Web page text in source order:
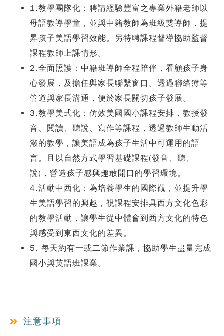
1.教學團隊化：聘請經驗豐富之專業外籍老師以
母語教導學童，並與中籍教師為班級雙導師，提
昇孩子美語學習效能。另特聘課程督導協助監督
課程教師上課情形。
2.全面照護：中籍班導師全程陪伴，看顧孩子身
心發展，及擔任與家長聯繫窗口。透過聯絡簿等
管道與家長溝通，便於家長關切孩子發展。
3.教學美式化：仿效美國國小課程安排，教授發
音、閱讀、聽說、寫作等課程，透過教師生動活
潑的教學，讓美語成為孩子生活中可運用的語
言。且以自然方式學習基礎課程(發音、聽、
說)，營造孩子感興趣敢開口的學習環境。
4.活動中西化：為培養學生的國際觀，並提升學
生美語學習的興趣，視課程安排具西方文化色彩
的教學活動，讓學生從中體會到西方文化的特色
與感受到東西文化的差異。
5. 每天約有一或二節作業課，協助學生盡量完成
國小與英語班課業。
注意事項